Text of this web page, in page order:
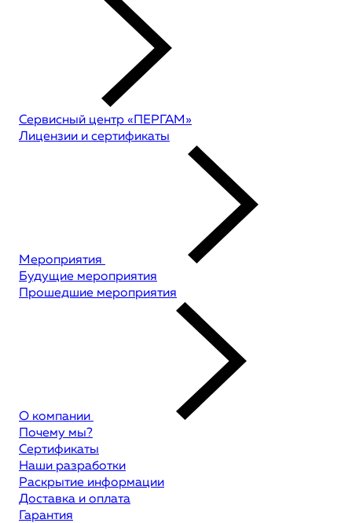
Сервисный центр «ПЕРГАМ»
Лицензии и сертификаты
Мероприятия
Будущие мероприятия
Прошедшие мероприятия
О компании
Почему мы?
Сертификаты
Наши разработки
Раскрытие информации
Доставка и оплата
Гарантия